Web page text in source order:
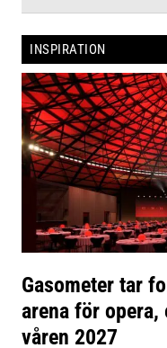
INSPIRATION
Gasometer tar
arena för
våren 2027